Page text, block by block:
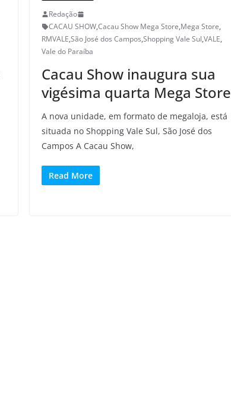
Redação
CACAU SHOW,Cacau Show Mega Store,Mega Store,
RMVALE,São José dos Campos,Shopping Vale Sul,VALE,
Vale do Paraíba
Cacau Show inaugura sua
vigésima quarta Mega Store
A nova unidade, em formato de megaloja, está
situada no Shopping Vale Sul, São José dos
Campos A Cacau Show,
Read More